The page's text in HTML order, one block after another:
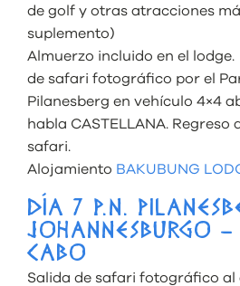
de golf y otras atracciones
suplemento)
Almuerzo incluido en el
de safari fotográfico por el
Pilanesberg en vehículo 4×4
habla CASTELLANA. Regreso
safari.
Alojamiento BAKUBUNG
DÍA 7 P.N.
JOHANNESBURGO
CABO
Salida de safari fotográfico al